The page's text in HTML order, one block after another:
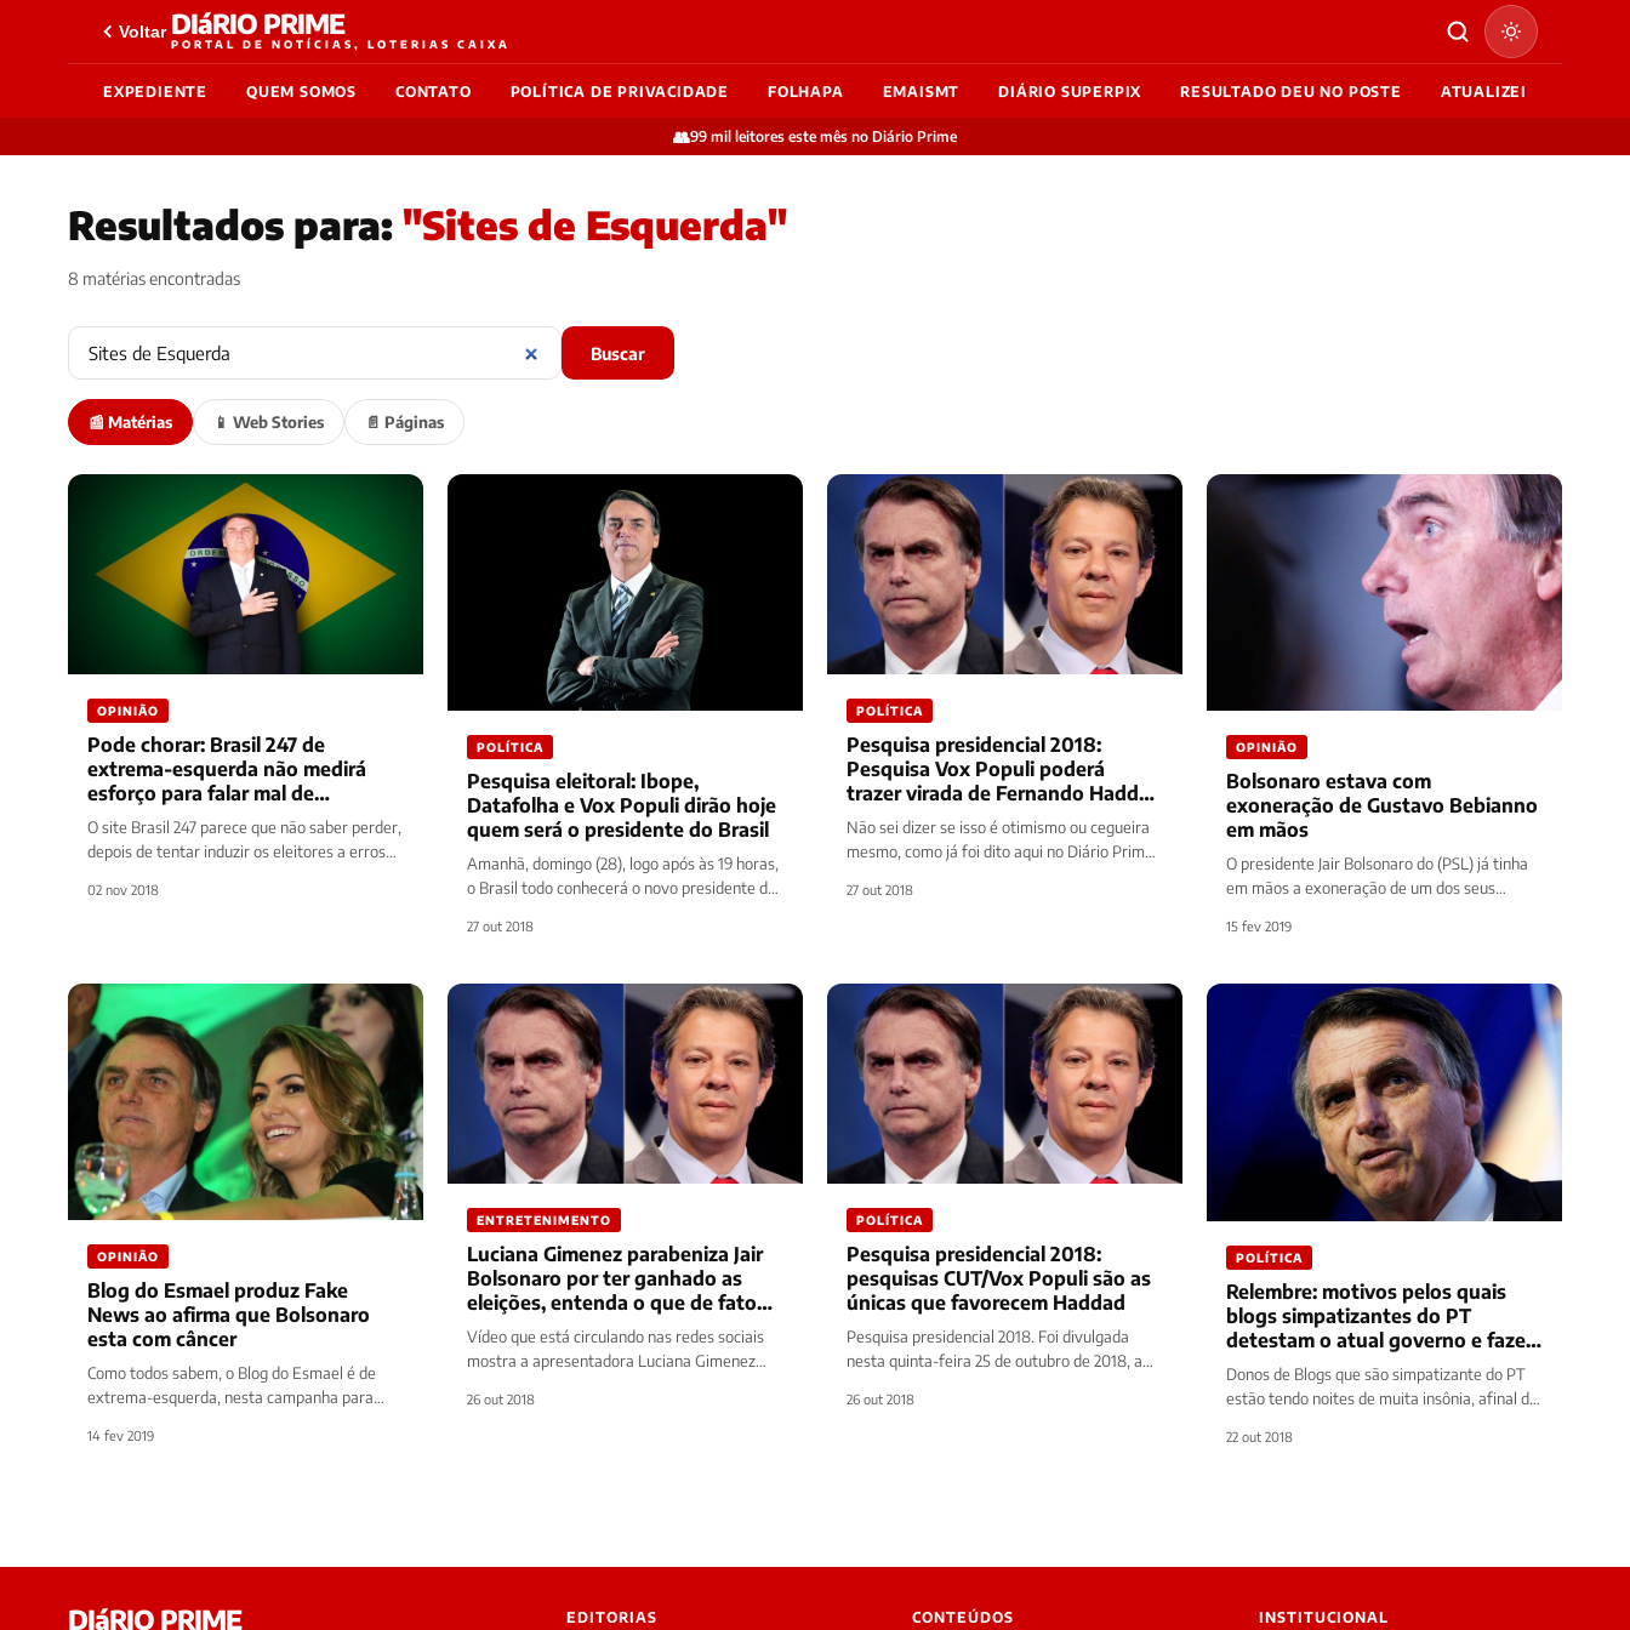
Voltar DIáRIO PRIME
PORTAL DE NOTÍCIAS, LOTERIAS CAIXA
EXPEDIENTE QUEM SOMOS CONTATO POLÍTICA DE PRIVACIDADE FOLHAPA EMAISMT DIÁRIO SUPERPIX RESULTADO DEU NO POSTE ATUALIZEI
👥99 mil leitores este mês no Diário Prime
Resultados para: "Sites de Esquerda"
8 matérias encontradas
Buscar
📰 Matérias 📱 Web Stories 📄 Páginas
OPINIÃO
Pode chorar: Brasil 247 de
extrema-esquerda não medirá
esforço para falar mal de
Bolsonaro
O site Brasil 247 parece que não saber perder,
depois de tentar induzir os eleitores a erros
02 nov 2018
POLÍTICA
Pesquisa eleitoral: Ibope,
Datafolha e Vox Populi dirão hoje
quem será o presidente do Brasil
Amanhã, domingo (28), logo após às 19 horas,
o Brasil todo conhecerá o novo presidente da
27 out 2018
POLÍTICA
Pesquisa presidencial 2018:
Pesquisa Vox Populi poderá
trazer virada de Fernando Haddad
diz Blog do Esmael
Não sei dizer se isso é otimismo ou cegueira
mesmo, como já foi dito aqui no Diário Prime,
27 out 2018
OPINIÃO
Bolsonaro estava com
exoneração de Gustavo Bebianno
em mãos
O presidente Jair Bolsonaro do (PSL) já tinha
em mãos a exoneração de um dos seus
15 fev 2019
OPINIÃO
Blog do Esmael produz Fake
News ao afirma que Bolsonaro
esta com câncer
Como todos sabem, o Blog do Esmael é de
extrema-esquerda, nesta campanha para
segundo…
14 fev 2019
ENTRETENIMENTO
Luciana Gimenez parabeniza Jair
Bolsonaro por ter ganhado as
eleições, entenda o que de fato
aconteceu!
Vídeo que está circulando nas redes sociais
mostra a apresentadora Luciana Gimenez
as eleições,…
26 out 2018
POLÍTICA
Pesquisa presidencial 2018:
pesquisas CUT/Vox Populi são as
únicas que favorecem Haddad
Pesquisa presidencial 2018. Foi divulgada
nesta quinta-feira 25 de outubro de 2018, a
presidencial,…
26 out 2018
POLÍTICA
Relembre: motivos pelos quais
blogs simpatizantes do PT
detestam o atual governo e fazem
de tudo para evitar a vitória de
Bolsonaro
Donos de Blogs que são simpatizante do PT
estão tendo noites de muita insônia, afinal de
22 out 2018
DIáRIO PRIME EDITORIAS CONTEÚDOS INSTITUCIONAL